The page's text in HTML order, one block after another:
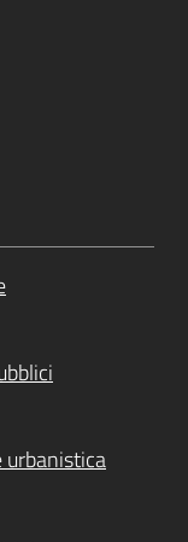
urbanistica